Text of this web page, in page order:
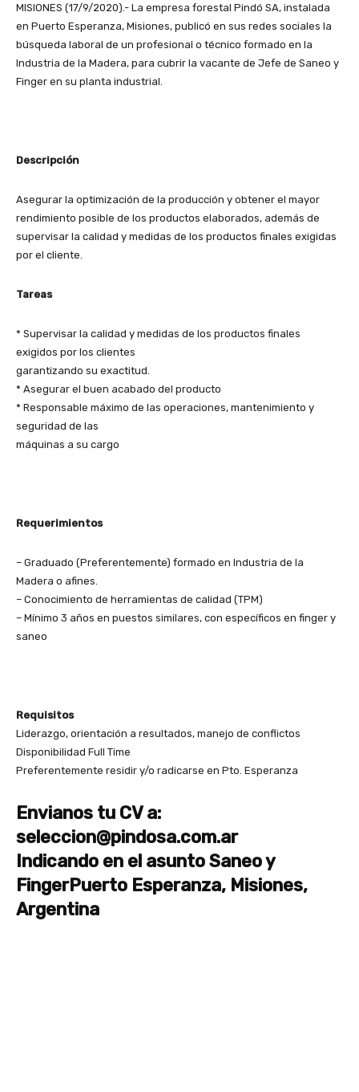
MISIONES (17/9/2020).- La empresa forestal Pindó SA, instalada
en Puerto Esperanza, Misiones, publicó en sus redes sociales la
búsqueda laboral de un profesional o técnico formado en la
Industria de la Madera, para cubrir la vacante de Jefe de Saneo y
Finger en su planta industrial.
Descripción
Asegurar la optimización de la producción y obtener el mayor
rendimiento posible de los productos elaborados, además de
supervisar la calidad y medidas de los productos finales exigidas
por el cliente.
Tareas
* Supervisar la calidad y medidas de los productos finales
exigidos por los clientes
garantizando su exactitud.
* Asegurar el buen acabado del producto
* Responsable máximo de las operaciones, mantenimiento y
seguridad de las
máquinas a su cargo
Requerimientos
– Graduado (Preferentemente) formado en Industria de la
Madera o afines.
– Conocimiento de herramientas de calidad (TPM)
– Mínimo 3 años en puestos similares, con específicos en finger y
saneo
Requisitos
Liderazgo, orientación a resultados, manejo de conflictos
Disponibilidad Full Time
Preferentemente residir y/o radicarse en Pto. Esperanza
Envianos tu CV a:
seleccion@pindosa.com.ar
Indicando en el asunto Saneo y
FingerPuerto Esperanza, Misiones,
Argentina